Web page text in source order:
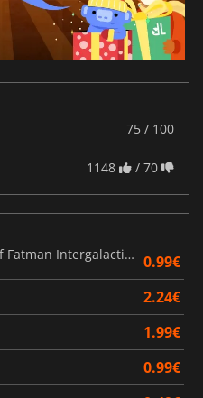
75 / 100
1148 / 70
The Adventures of Fatman Intergalactic Indigestion 0.99€
2.24€
1.99€
0.99€